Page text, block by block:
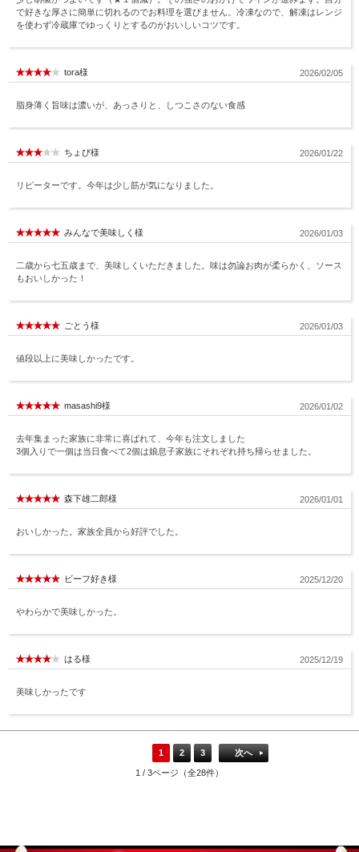
で好きな厚さに簡単に切れるのでお料理を選びません。冷凍なので、解凍はレンジ
を使わず冷蔵庫でゆっくりとするのがおいしいコツです。
tora様 2026/02/05
脂身薄く旨味は濃いが、あっさりと、しつこさのない食感
ちょび様 2026/01/22
リピーターです。今年は少し筋が気になりました。
みんなで美味しく様 2026/01/03
二歳から七五歳まで、美味しくいただきました。味は勿論お肉が柔らかく、ソース
もおいしかった！
ごとう様 2026/01/03
値段以上に美味しかったです。
masashi9様 2026/01/02
去年集まった家族に非常に喜ばれて、今年も注文しました
3個入りで一個は当日食べて2個は娘息子家族にそれぞれ持ち帰らせました。
森下雄二郎様 2026/01/01
おいしかった。家族全員から好評でした。
ビーフ好き様 2025/12/20
やわらかで美味しかった。
はる様 2025/12/19
美味しかったです
1 2 3 次へ
1 / 3ページ（全28件）